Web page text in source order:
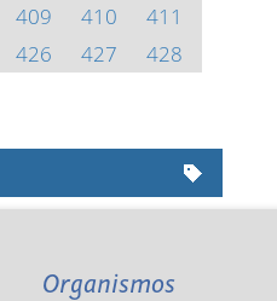
409 410
411
426 427
428
Organismos